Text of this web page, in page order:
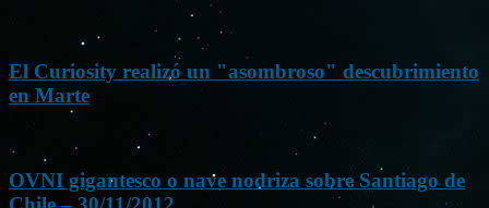
El Curiosity realizó un "asombroso" descubrimiento
en Marte
OVNI gigantesco o nave nodriza sobre Santiago de